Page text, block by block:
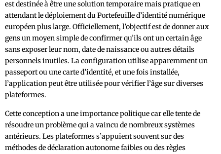
est destinée à être une solution temporaire mais pratique en
attendant le déploiement du Portefeuille d’identité numérique
européen plus large. Officiellement, l’objectif est de donner aux
gens un moyen simple de confirmer qu’ils ont un certain âge
sans exposer leur nom, date de naissance ou autres détails
personnels inutiles. La configuration utilise apparemment un
passeport ou une carte d’identité, et une fois installée,
l’application peut être utilisée pour vérifier l’âge sur diverses
plateformes.
Cette conception a une importance politique car elle tente de
résoudre un problème qui a vaincu de nombreux systèmes
antérieurs. Les plateformes s’appuient souvent sur des
méthodes de déclaration autonome faibles ou des règles